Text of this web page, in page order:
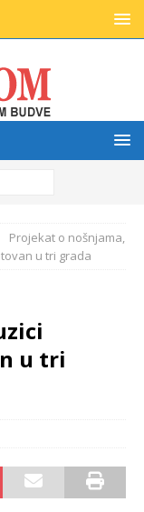
Projekat o nošnjama,
u tri grada
u tri